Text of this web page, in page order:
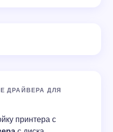
ДРАЙВЕРА ДЛЯ
принтера с